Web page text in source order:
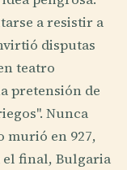
a resistir a
disputas
teatro
pretensión de
Nunca
murió en 927,
el final, Bulgaria